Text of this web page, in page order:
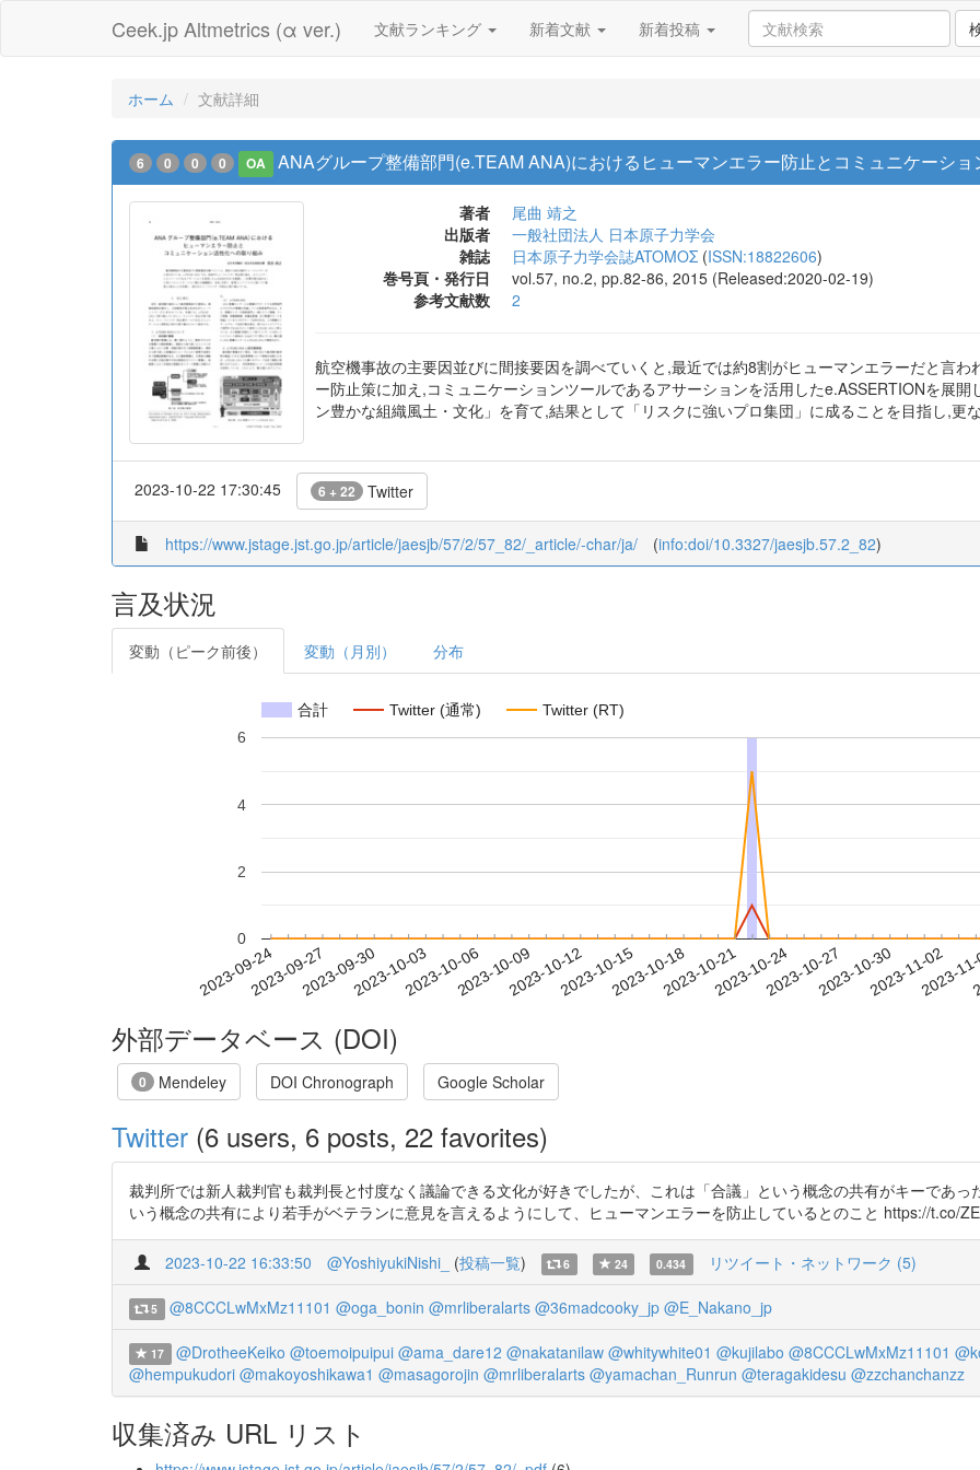
Ceek.jp Altmetrics (α ver.) 文献ランキング 新着文献 新着投稿
ホーム 文献詳細
6 0 0 0 OA ANAグループ整備部門(e.TEAM ANA)におけるヒューマンエラー防止とコミュニケーシ
著者
尾曲 靖之
出版者
一般社団法人 日本原子力学会
雑誌
日本原子力学会誌ATOMOΣ (ISSN:18822606)
巻号頁・発行日
vol.57, no.2, pp.82-86, 2015 (Released:2020-02-19)
参考文献数
2
航空機事故の主要因並びに間接要因を調べていくと,最近では約8割がヒューマンエラーだと言
ー防止策に加え,コミュニケーションツールであるアサーションを活用したe.ASSERTIONを展
ン豊かな組織風土・文化」を育て,結果として「リスクに強いプロ集団」に成ることを目指し,更
2023-10-22 17:30:45 6 + 22 Twitter
https://www.jstage.jst.go.jp/article/jaesjb/57/2/57_82/_article/-char/ja/ (info:doi/10.3327/jaesjb.57.2_82)
言及状況
変動（ピーク前後） 変動（月別） 分布
合計 Twitter (通常) Twitter (RT)
2023-09-242023-09-272023-09-302023-10-032023-10-062023-10-092023-10-122023-10-152023-10-182023-10-212023-10-242023-10-272023-10-302023-11-02
2023-
0
2
4
6
外部データベース (DOI)
0 Mendeley DOI Chronograph Google Scholar
Twitter (6 users, 6 posts, 22 favorites)
裁判所では新人裁判官も裁判長と忖度なく議論できる文化が好きでしたが、これは「合議」という概念の共有がキーであ
いう概念の共有により若手がベテランに意見を言えるようにして、ヒューマンエラーを防止しているとのこと https://t.co/
2023-10-22 16:33:50 @YoshiyukiNishi_ (投稿一覧) 6 24 0.434 リツイート・ネットワーク (5)
5 @8CCCLwMxMz11101 @oga_bonin @mrliberalarts @36madcooky_jp @E_Nakano_jp
17 @DrotheeKeiko @toemoipuipui @ama_dare12 @nakatanilaw @whitywhite01 @kujilabo @8CCCLwMxMz11101
@hempukudori @makoyoshikawa1 @masagorojin @mrliberalarts @yamachan_Runrun @teragakidesu @zzchanchanzz
収集済み URL リスト